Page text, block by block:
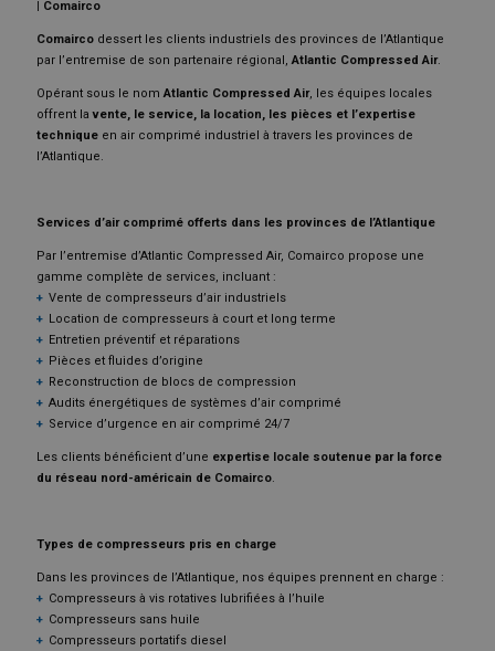
| Comairco
Comairco dessert les clients industriels des provinces de l’Atlantique
par l’entremise de son partenaire régional,Atlantic Compressed Air.
Opérant sous le nomAtlantic Compressed Air, les équipes locales
offrent lavente, le service, la location, les pièces et l’expertise
technique en air comprimé industriel à travers les provinces de
l’Atlantique.
Services d’air comprimé offerts dans les provinces de l’Atlantique
Par l’entremise d’Atlantic Compressed Air, Comairco propose une
gamme complète de services, incluant :
Vente de compresseurs d’air industriels
Location de compresseurs à court et long terme
Entretien préventif et réparations
Pièces et fluides d’origine
Reconstruction de blocs de compression
Audits énergétiques de systèmes d’air comprimé
Service d’urgence en air comprimé 24/7
Les clients bénéficient d’une expertise locale soutenue par la force
du réseau nord-américain de Comairco.
Types de compresseurs pris en charge
Dans les provinces de l’Atlantique, nos équipes prennent en charge :
Compresseurs à vis rotatives lubrifiées à l’huile
Compresseurs sans huile
Compresseurs portatifs diesel